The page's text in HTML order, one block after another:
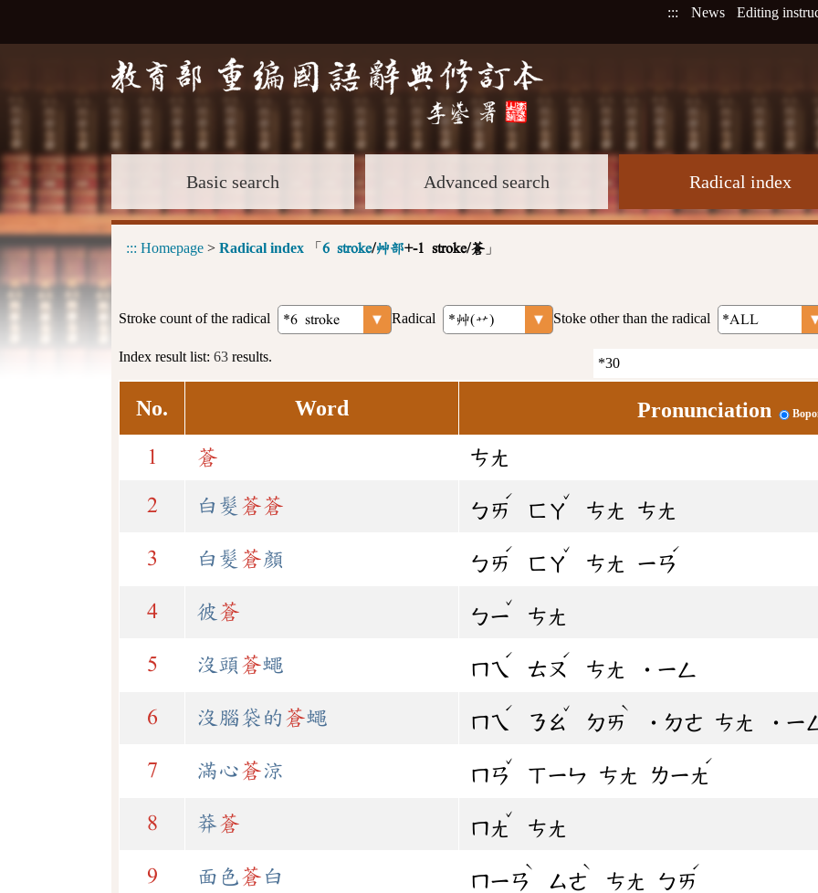
::: News Editing
Basic search Advanced search Radical index
::: Homepage > Radical index 「 6 stroke/艸部+-1 stroke/蒼 」
Stroke count of the radical Radical Stoke other than the radical
Index result list: 63 results.
No. Word Pronunciation
1 蒼 ㄘㄤ
2 白髮 蒼蒼 ㄅㄞ
ˊ
ㄈㄚ
ˇ
ㄘㄤ ㄘㄤ
3 白髮 蒼顏 ㄅㄞ
ˊ
ㄈㄚ
ˇ
ㄘㄤ ㄧㄢ
ˊ
4 彼 蒼 ㄅㄧ
ˇ
ㄘㄤ
5 沒頭 蒼蠅 ㄇㄟ
ˊ
ㄊㄡ
ˊ
ㄘㄤ ˙ㄧㄥ
6 沒腦袋的 蒼蠅 ㄇㄟ
ˊ
ㄋㄠ
ˇ
ㄉㄞ
ˋ
˙ㄉㄜ ㄘㄤ ˙ㄧㄥ
7 滿心蒼涼 ㄇㄢ
ˇ
ㄒㄧㄣ ㄘㄤ ㄌㄧㄤ
ˊ
8 莽蒼 ㄇㄤ
ˇ
ㄘㄤ
9 面色蒼 白 ㄇㄧㄢ
ˋ
ㄙㄜ
ˋ
ㄘㄤ ㄅㄞ
ˊ